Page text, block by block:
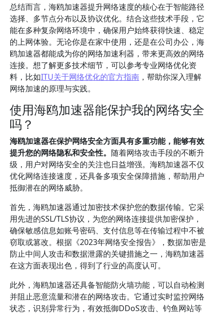
总结而言，海鸥加速器提升网络速度的核心在于智能路径
选择、多节点分布以及协议优化。结合这些技术手段，它
能在多种复杂网络环境中，确保用户始终获得快速、稳定
的上网体验。无论你是在家中使用，还是在公司办公，海
鸥加速器都能成为你的网络加速利器，带来更高效的网络
连接。想了解更多技术细节，可以参考专业网络优化资
料，比如ITU关于网络优化的官方指南 ，帮助你深入理解
网络加速的原理与实践。
使用海鸥加速器能保护我的网络安全
吗？
海鸥加速器在保护网络安全方面具有多重功能，能够有效
提升您的网络隐私和安全性。 随着网络攻击手段的不断升
级，用户对网络安全的关注也日益增强。海鸥加速器不仅
优化网络连接速度，还具备多项安全保障措施，帮助用户
抵御潜在的网络威胁。
首先，海鸥加速器通过加密技术保护您的数据传输。它采
用先进的SSL/TLS协议，为您的网络连接提供加密保护，
确保敏感信息如账号密码、支付信息等在传输过程中不被
窃取或篡改。根据《2023年网络安全报告》，数据加密是
防止中间人攻击和数据泄露的关键措施之一，海鸥加速器
在这方面表现出色，得到了行业的高度认可。
此外，海鸥加速器还具备智能防火墙功能，可以自动检测
并阻止恶意流量和潜在的网络攻击。它通过实时监控网络
状态，识别异常行为，有效抵御DDoS攻击、钓鱼网站等